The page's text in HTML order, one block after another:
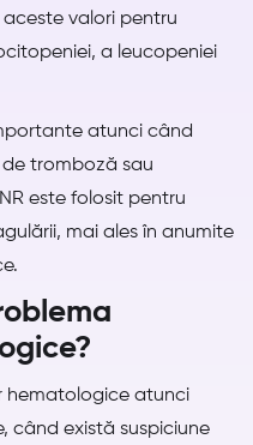
valori pentru
a leucopeniei
atunci când
tromboză sau
este folosit pentru
mai ales în anumite
hematologice atunci
când există suspiciune